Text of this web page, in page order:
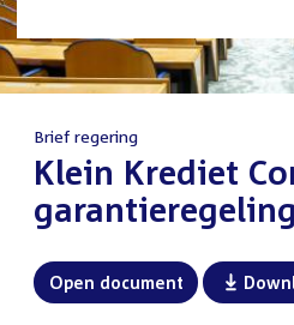
Brief regering
:Klein Krediet
garantieregeling
Open document